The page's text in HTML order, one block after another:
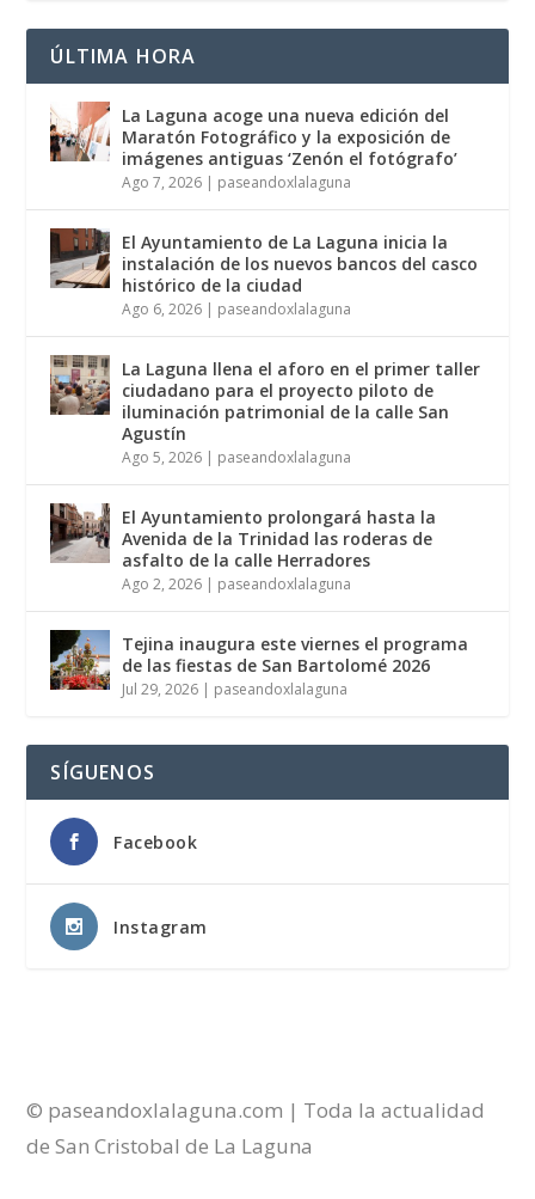
ÚLTIMA HORA
La Laguna acoge una nueva edición del
Maratón Fotográfico y la exposición de
imágenes antiguas ‘Zenón el fotógrafo’
Ago 7, 2026 | paseandoxlalaguna
El Ayuntamiento de La Laguna inicia la
instalación de los nuevos bancos del casco
histórico de la ciudad
Ago 6, 2026 | paseandoxlalaguna
La Laguna llena el aforo en el primer taller
ciudadano para el proyecto piloto de
iluminación patrimonial de la calle San
Agustín
Ago 5, 2026 | paseandoxlalaguna
El Ayuntamiento prolongará hasta la
Avenida de la Trinidad las roderas de
asfalto de la calle Herradores
Ago 2, 2026 | paseandoxlalaguna
Tejina inaugura este viernes el programa
de las fiestas de San Bartolomé 2026
Jul 29, 2026 | paseandoxlalaguna
SÍGUENOS
Facebook
Instagram
© paseandoxlalaguna.com | Toda la actualidad
de San Cristobal de La Laguna